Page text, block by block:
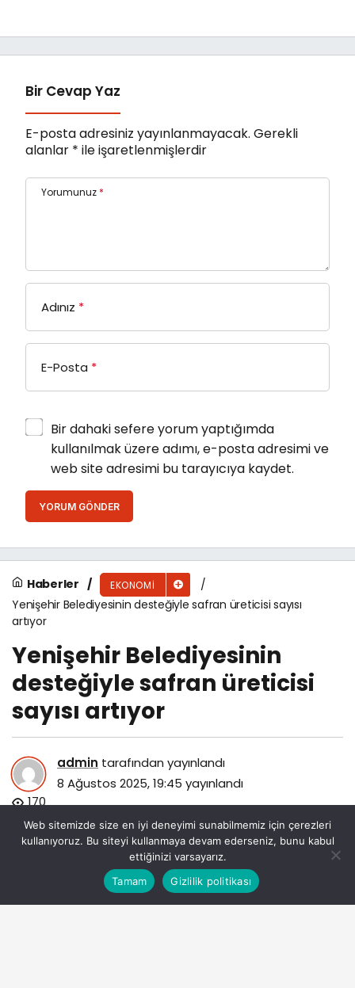
Bir Cevap Yaz
E-posta adresiniz yayınlanmayacak. Gerekli
alanlar * ile işaretlenmişlerdir
Yorumunuz *
Adınız *
E-Posta *
Bir dahaki sefere yorum yaptığımda
kullanılmak üzere adımı, e-posta adresimi ve
web site adresimi bu tarayıcıya kaydet.
YORUM GÖNDER
Haberler EKONOMI
Yenişehir Belediyesinin desteğiyle safran üreticisi sayısı
artıyor
Yenişehir Belediyesinin
desteğiyle safran üreticisi
sayısı artıyor
admin tarafından yayınlandı
8 Ağustos 2025, 19:45 yayınlandı
170
Bu web sitesinde en iyi deneyimi yaşamanızı sağlamak
için çerezler kullanılmaktadır.
Akış Eczaneler
Web sitemizde size en iyi deneyimi sunabilmemiz için çerezleri
kullanıyoruz. Bu siteyi kullanmaya devam ederseniz, bunu kabul
ettiğinizi varsayarız.
Tamam
Gizlilik politikası